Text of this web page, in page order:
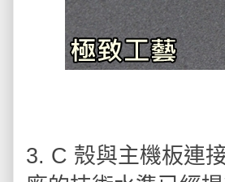
3. C 殼與主機板連